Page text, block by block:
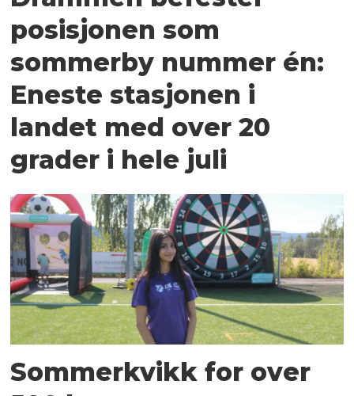
posisjonen som
sommerby nummer én:
Eneste stasjonen i
landet med over 20
grader i hele juli
Sommerkvikk for over